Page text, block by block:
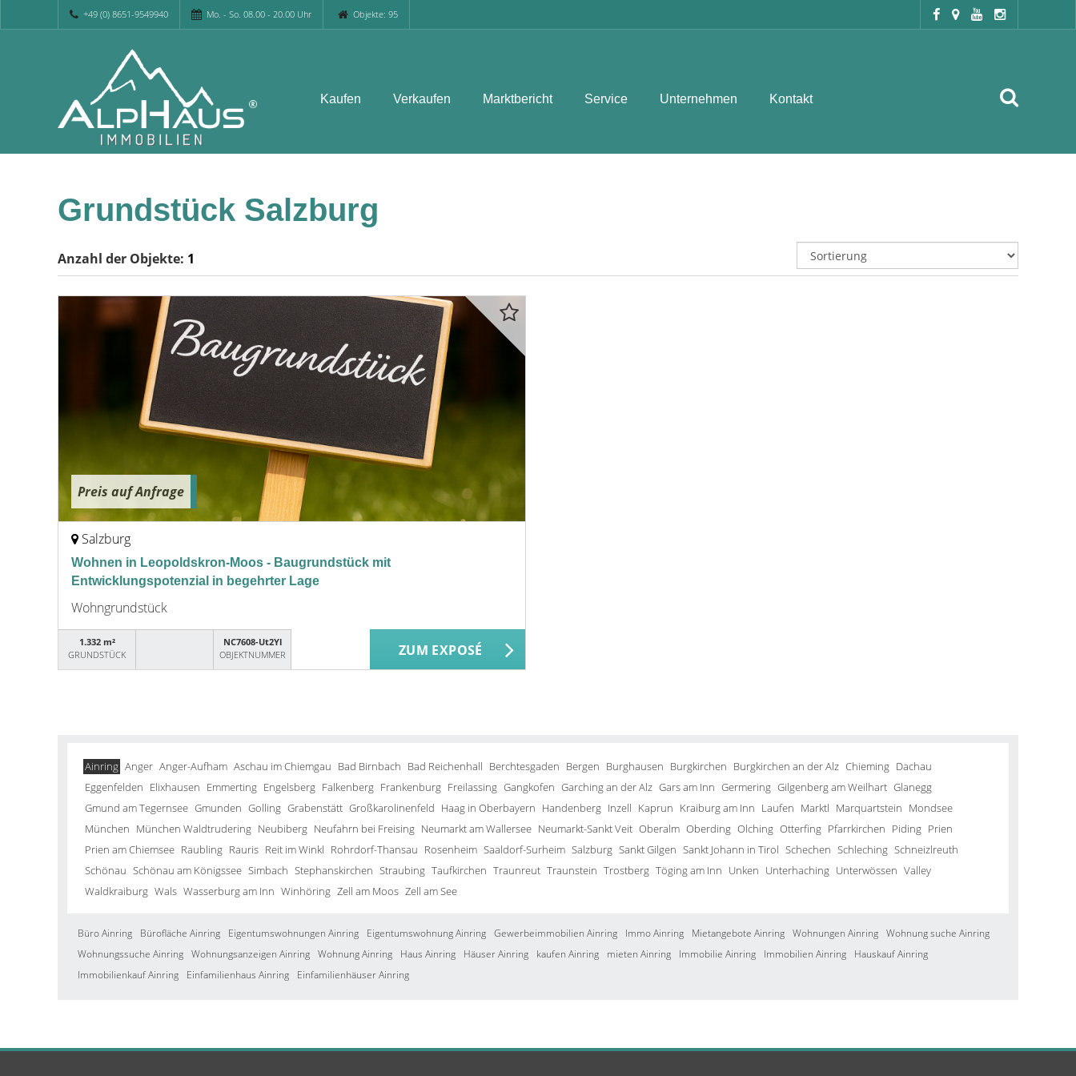
+49 (0) 8651-9549940 Mo. - So. 08.00 - 20.00 Uhr Objekte: 95
Kaufen Verkaufen Marktbericht Service Unternehmen Kontakt
Grundstück Salzburg
Anzahl der Objekte: 1
Preis auf Anfrage
Salzburg
Wohnen in Leopoldskron-Moos - Baugrundstück mit
Entwicklungspotenzial in begehrter Lage
Wohngrundstück
1.332 m²
GRUNDSTÜCK
NC7608-Ut2Yl
OBJEKTNUMMER
ZUM EXPOSÉ
Ainring Anger Anger-Aufham Aschau im Chiemgau Bad Birnbach Bad Reichenhall Berchtesgaden Bergen Burghausen Burgkirchen Burgkirchen an der Alz Chieming Dachau
Eggenfelden Elixhausen Emmerting Engelsberg Falkenberg Frankenburg Freilassing Gangkofen Garching an der Alz Gars am Inn Germering Gilgenberg am Weilhart Glanegg
Gmund am Tegernsee Gmunden Golling Grabenstätt Großkarolinenfeld Haag in Oberbayern Handenberg Inzell Kaprun Kraiburg am Inn Laufen Marktl Marquartstein Mondsee
München München Waldtrudering Neubiberg Neufahrn bei Freising Neumarkt am Wallersee Neumarkt-Sankt Veit Oberalm Oberding Olching Otterfing Pfarrkirchen Piding Prien
Prien am Chiemsee Raubling Rauris Reit im Winkl Rohrdorf-Thansau Rosenheim Saaldorf-Surheim Salzburg Sankt Gilgen Sankt Johann in Tirol Schechen Schleching Schneizlreuth
Schönau Schönau am Königssee Simbach Stephanskirchen Straubing Taufkirchen Traunreut Traunstein Trostberg Töging am Inn Unken Unterhaching Unterwössen Valley
Waldkraiburg Wals Wasserburg am Inn Winhöring Zell am Moos Zell am See
Büro Ainring Bürofläche Ainring Eigentumswohnungen Ainring Eigentumswohnung Ainring Gewerbeimmobilien Ainring Immo Ainring Mietangebote Ainring Wohnungen Ainring Wohnung suche Ainring
Wohnungssuche Ainring Wohnungsanzeigen Ainring Wohnung Ainring Haus Ainring Häuser Ainring kaufen Ainring mieten Ainring Immobilie Ainring Immobilien Ainring
Hauskauf Ainring
Immobilienkauf Ainring
Einfamilienhaus Ainring Einfamilienhäuser Ainring